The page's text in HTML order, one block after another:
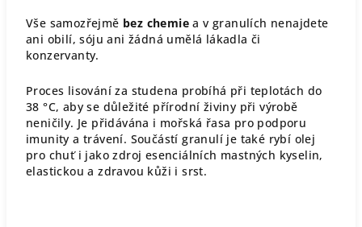
Vše samozřejmě bez chemie a v granulích nenajdete
ani obilí, sóju ani žádná umělá lákadla či
konzervanty.
Proces lisování za studena probíhá při teplotách do
38 °C, aby se důležité přírodní živiny při výrobě
neničily. Je přidávána i mořská řasa pro podporu
imunity a trávení. Součástí granulí je také rybí olej
pro chuť i jako zdroj esenciálních mastných kyselin,
elastickou a zdravou kůži i srst.